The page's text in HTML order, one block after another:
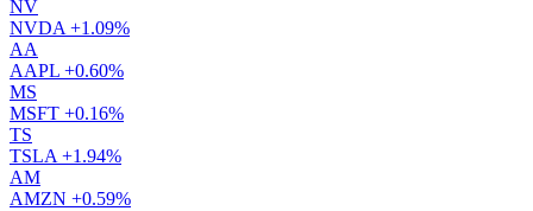
NV
NVDA +1.09%
AA
AAPL +0.60%
MS
MSFT +0.16%
TS
TSLA +1.94%
AM
AMZN +0.59%